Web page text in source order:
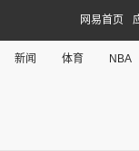
网易首页
新闻 体育 NBA